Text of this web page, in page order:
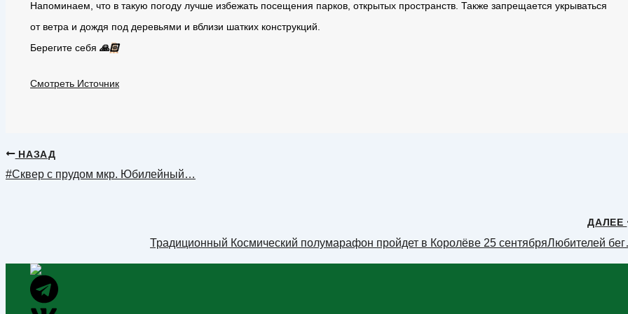
Напоминаем, что в такую погоду лучше избежать посещения парков, открытых пространств. Также запрещается укрываться
от ветра и дождя под деревьями и вблизи шатких конструкций.
Берегите себя 🙏🏻
Смотреть Источник
НАЗАД
#Сквер с прудом мкр. Юбилейный…
ДАЛЕЕ
Традиционный Космический полумарафон пройдет в Королёве 25 сентябряЛюбителей